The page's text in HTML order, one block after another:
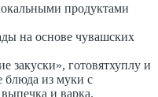
продуктами
на основе чувашских
закуски», готовятхуплу и
блюда из муки с
и варка.